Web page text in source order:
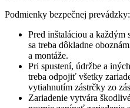
Podmienky bezpečnej prevádzky:
Pred inštaláciou a každým
sa treba dôkladne
a montáže.
Pri spustení, údržbe a
treba odpojiť všetky
vytiahnutím zástrčky zo
Zariadenie vytvára